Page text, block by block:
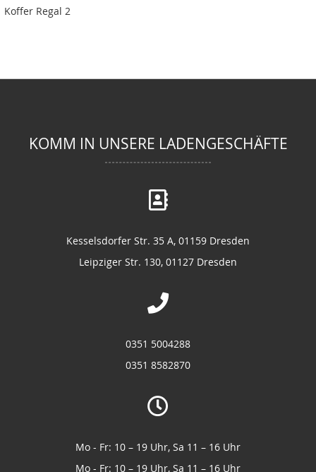
Koffer Regal 2
KOMM IN UNSERE LADENGESCHÄFTE
Kesselsdorfer Str. 35 A, 01159 Dresden
Leipziger Str. 130, 01127 Dresden
0351 5004288
0351 8582870
Mo - Fr: 10 – 19 Uhr, Sa 11 – 16 Uhr
Mo - Fr: 10 – 19 Uhr, Sa 11 – 16 Uhr